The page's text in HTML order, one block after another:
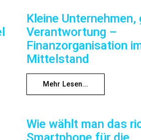
Kleine Unternehmen,
Verantwortung –
Finanzorganisation
Mittelstand
Mehr Lesen...
Wie wählt man das